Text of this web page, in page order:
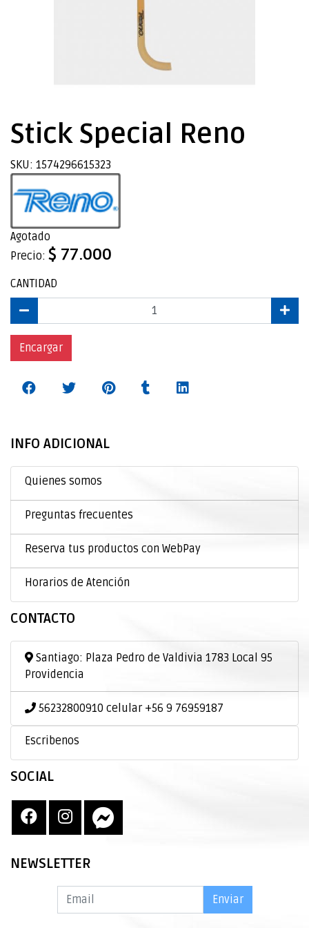
Stick Special Reno
SKU: 1574296615323
Agotado
Precio: $ 77.000
CANTIDAD
Encargar
INFO ADICIONAL
Quienes somos
Preguntas frecuentes
Reserva tus productos con WebPay
Horarios de Atención
CONTACTO
Santiago: Plaza Pedro de Valdivia 1783 Local 95
Providencia
56232800910 celular +56 9 76959187
Escribenos
SOCIAL
NEWSLETTER
Enviar